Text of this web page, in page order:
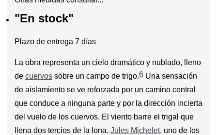
"En stock"
Plazo de entrega 7 días
La obra representa un cielo dramático y nublado, lleno
de cuervos sobre un campo de trigo.6 ​ Una sensación
de aislamiento se ve reforzada por un camino central
que conduce a ninguna parte y por la dirección incierta
del vuelo de los cuervos. El viento barre el trigal que
llena dos tercios de la lona. Jules Michelet, uno de los